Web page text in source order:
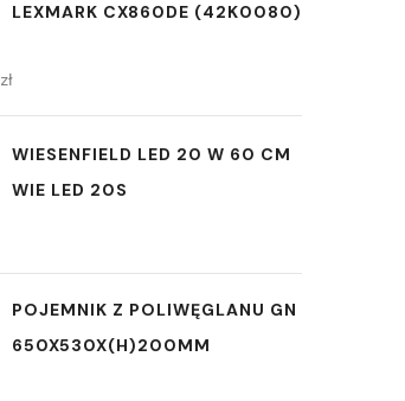
LEXMARK CX860DE (42K0080)
zł
WIESENFIELD LED 20 W 60 CM
WIE LED 20S
POJEMNIK Z POLIWĘGLANU GN
650X530X(H)200MM